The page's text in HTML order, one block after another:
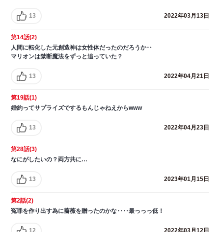
13 2022年03月13日
第14話(2)
人間に転化した元創造神は女性体だったのだろうか‥
マリオンは禁断魔法をずっと追っていた？
13 2022年04月21日
第19話(1)
婚約ってサプライズでするもんじゃねえからwww
13 2022年04月23日
第28話(3)
なにがしたいの？両方共に…
13 2023年01月15日
第2話(2)
冤罪を作り出す為に薔薇を贈ったのかな‥‥最っっっ低！
12